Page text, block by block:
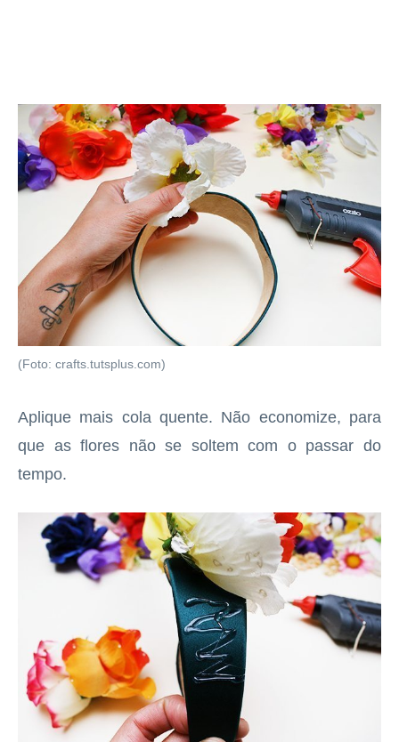
(Foto: crafts.tutsplus.com)
Aplique mais cola quente. Não economize, para
que as flores não se soltem com o passar do
tempo.